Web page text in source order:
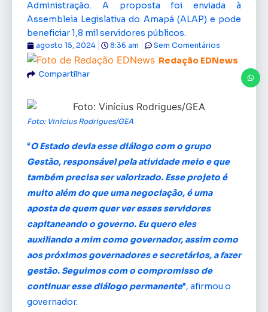
Administração. A proposta foi enviada à
Assembleia Legislativa do Amapá (ALAP) e pode
beneficiar 1,8 mil servidores públicos.
Redação EDNews
agosto 15, 2024 8:36 am Sem Comentários
Compartilhar
Foto: Vinícius Rodrigues/GEA
“O Estado devia esse diálogo com o grupo
Gestão, responsável pela atividade meio e que
também precisa ser valorizado. Esse projeto é
muito além do que uma negociação, é uma
aposta de quem quer ver esses servidores
capitaneando o governo. Eu quero eles
auxiliando a mim como governador, assim como
aos próximos governadores e secretários, a fazer
gestão. Seguimos com o compromisso de
continuar esse diálogo permanente“, afirmou o
governador.